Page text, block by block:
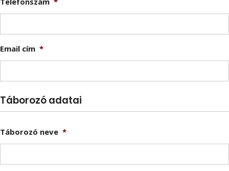
Email cím *
Táborozó adatai
Táborozó neve *